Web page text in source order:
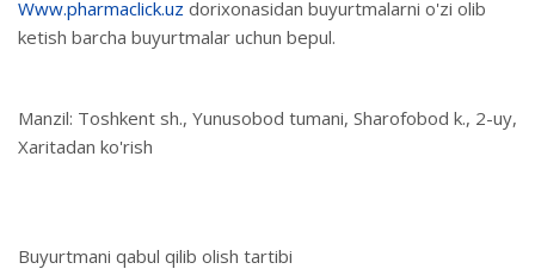
Www.pharmaclick.uz dorixonasidan buyurtmalarni o'zi olib
ketish barcha buyurtmalar uchun bepul.
Manzil: Toshkent sh., Yunusobod tumani, Sharofobod k., 2-uy,
Xaritadan ko'rish
Buyurtmani qabul qilib olish tartibi